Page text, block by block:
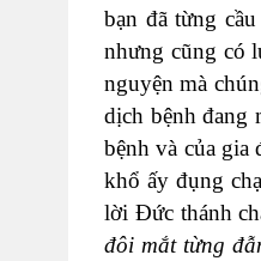
bạn đã từng
nhưng cũng có
nguyện mà
dịch bệnh đang
bệnh và của gia
khổ ấy đụng
lời Đức thánh
đôi mắt từng